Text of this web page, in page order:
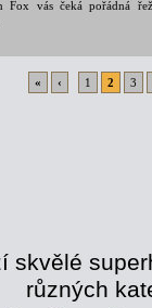
Fox vás čeká pořádná
« ‹ 1 2 3
skvělé
různých